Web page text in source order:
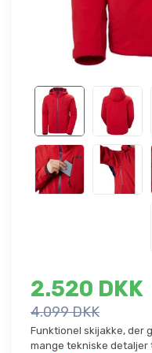
2.520 DKK
4.099 DKK
Funktionel skijakke, der
mange tekniske detaljer